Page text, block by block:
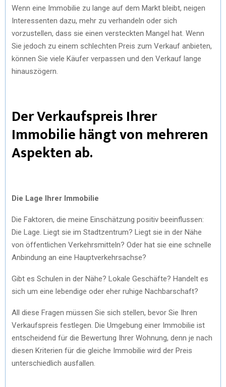
Wenn eine Immobilie zu lange auf dem Markt bleibt, neigen
Interessenten dazu, mehr zu verhandeln oder sich
vorzustellen, dass sie einen versteckten Mangel hat. Wenn
Sie jedoch zu einem schlechten Preis zum Verkauf anbieten,
können Sie viele Käufer verpassen und den Verkauf lange
hinauszögern.
Der Verkaufspreis Ihrer
Immobilie hängt von mehreren
Aspekten ab.
Die Lage Ihrer Immobilie
Die Faktoren, die meine Einschätzung positiv beeinflussen:
Die Lage. Liegt sie im Stadtzentrum? Liegt sie in der Nähe
von öffentlichen Verkehrsmitteln? Oder hat sie eine schnelle
Anbindung an eine Hauptverkehrsachse?
Gibt es Schulen in der Nähe? Lokale Geschäfte? Handelt es
sich um eine lebendige oder eher ruhige Nachbarschaft?
All diese Fragen müssen Sie sich stellen, bevor Sie Ihren
Verkaufspreis festlegen. Die Umgebung einer Immobilie ist
entscheidend für die Bewertung Ihrer Wohnung, denn je nach
diesen Kriterien für die gleiche Immobilie wird der Preis
unterschiedlich ausfallen.